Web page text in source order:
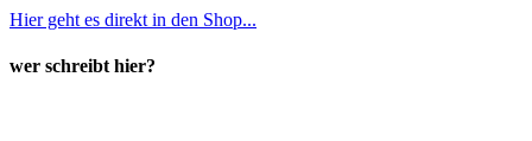
Hier geht es direkt in den Shop...
wer schreibt hier?